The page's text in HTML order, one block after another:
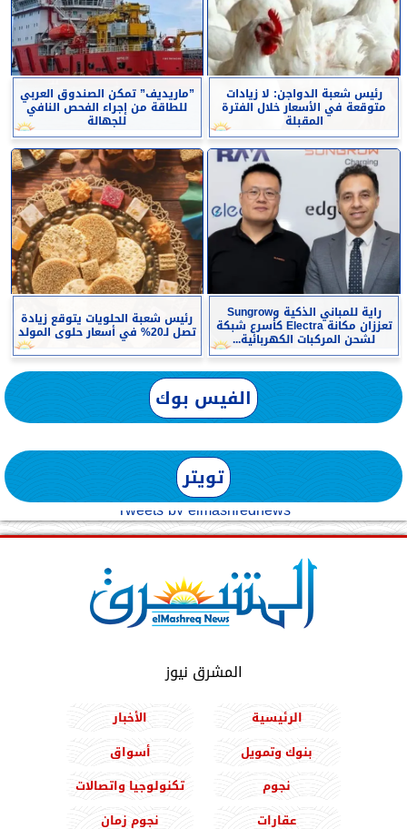
رئيس شعبة الدواجن: لا زيادات
متوقعة في الأسعار خلال الفترة
المقبلة
”ماريديف” تمكن الصندوق العربي
للطاقة من إجراء الفحص النافي
للجهالة
راية للمباني الذكية وSungrow
تعززان مكانة Electra كأسرع شبكة
لشحن المركبات الكهربائية...
رئيس شعبة الحلويات يتوقع زيادة
تصل لـ20% في أسعار حلوى المولد
الفيس بوك
تويتر
Tweets by elmashreqnews
المشرق نيوز
الرئيسية
الأخبار
بنوك وتمويل
أسواق
نجوم
تكنولوجيا واتصالات
عقارات
نجوم زمان